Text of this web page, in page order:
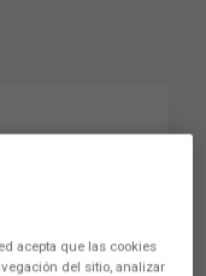
acepta que las cookies
del sitio, analizar